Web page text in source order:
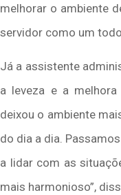
melhorar o ambiente
servidor como um
Já a assistente
a leveza e a
deixou o ambiente
do dia a dia.
a lidar com as
mais harmonioso”,